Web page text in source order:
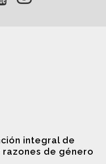
integral de
de género